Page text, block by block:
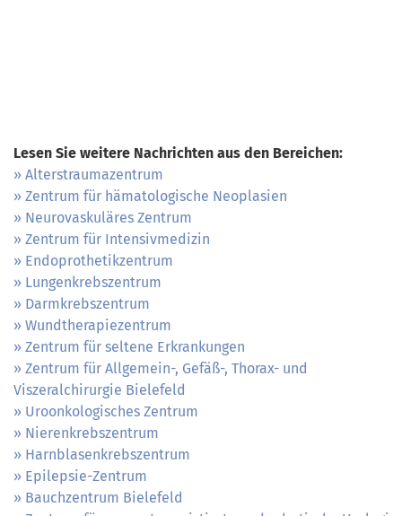
Lesen Sie weitere Nachrichten aus den Bereichen:
Alterstraumazentrum
Zentrum für hämatologische Neoplasien
Neurovaskuläres Zentrum
Zentrum für Intensivmedizin
Endoprothetikzentrum
Lungenkrebszentrum
Darmkrebszentrum
Wundtherapiezentrum
Zentrum für seltene Erkrankungen
Zentrum für Allgemein-, Gefäß-, Thorax- und
Viszeralchirurgie Bielefeld
Uroonkologisches Zentrum
Nierenkrebszentrum
Harnblasenkrebszentrum
Epilepsie-Zentrum
Bauchzentrum Bielefeld